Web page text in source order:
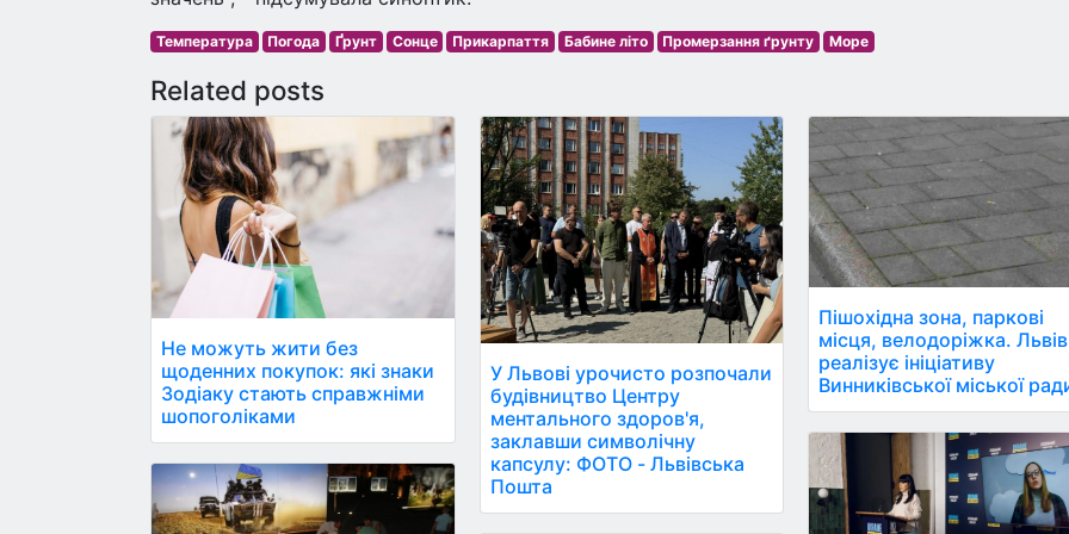
Температура Погода Ґрунт Сонце Прикарпаття Бабине літо Промерзання ґрунту Море
Related posts
Не можуть жити без
щоденних покупок: які знаки
Зодіаку стають справжніми
шопоголіками
У Львові урочисто розпочали
будівництво Центру
ментального здоров'я,
заклавши символічну
капсулу: ФОТО - Львівська
Пошта
Пішохідна зона, паркові
місця, велодоріжка. Львів
реалізує ініціативу
Винниківської міської